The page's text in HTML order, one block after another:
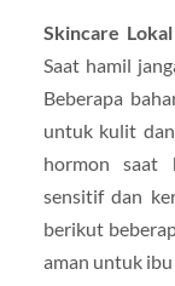
Skincare
Saat hamil
Beberapa
untuk kulit dan
hormon saat
sensitif dan
berikut
aman untuk ibu